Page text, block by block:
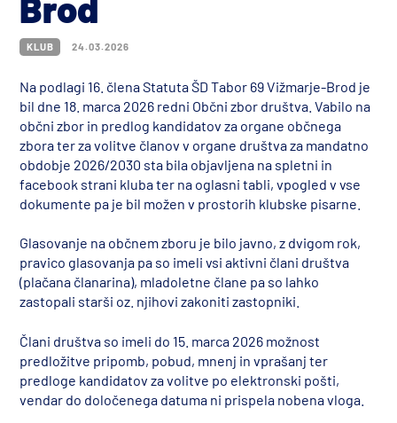
KLUB 24.03.2026
Na podlagi 16. člena Statuta ŠD Tabor 69 Vižmarje-Brod je
bil dne 18. marca 2026 redni Občni zbor društva. Vabilo na
občni zbor in predlog kandidatov za organe občnega
zbora ter za volitve članov v organe društva za mandatno
obdobje 2026/2030 sta bila objavljena na spletni in
facebook strani kluba ter na oglasni tabli, vpogled v vse
dokumente pa je bil možen v prostorih klubske pisarne.
Glasovanje na občnem zboru je bilo javno, z dvigom rok,
pravico glasovanja pa so imeli vsi aktivni člani društva
(plačana članarina), mladoletne člane pa so lahko
zastopali starši oz. njihovi zakoniti zastopniki.
Člani društva so imeli do 15. marca 2026 možnost
predložitve pripomb, pobud, mnenj in vprašanj ter
predloge kandidatov za volitve po elektronski pošti,
vendar do določenega datuma ni prispela nobena vloga.